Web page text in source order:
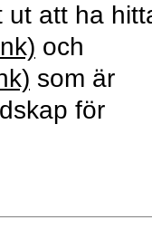
ut att ha
och
som är
för